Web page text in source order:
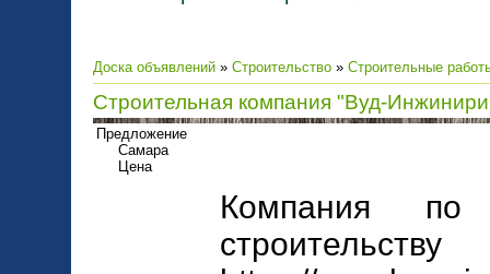
Доска объявлений » Строительство » Строительные
Строительная компания "Вуд-
Предложение
Самара
Цена
Компания по